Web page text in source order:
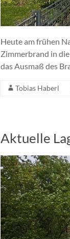
Heute am frühen
Zimmerbrand in
das Ausmaß des
Tobias Haberl
Aktuelle